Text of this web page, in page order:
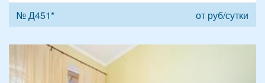
№ Д451* от руб/сутки